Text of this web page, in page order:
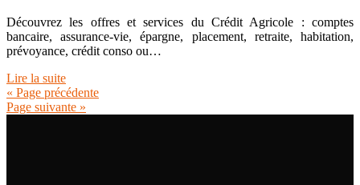
Découvrez les offres et services du Crédit Agricole : comptes
bancaire, assurance-vie, épargne, placement, retraite, habitation,
prévoyance, crédit conso ou…
Lire la suite
« Page précédente
Page suivante »